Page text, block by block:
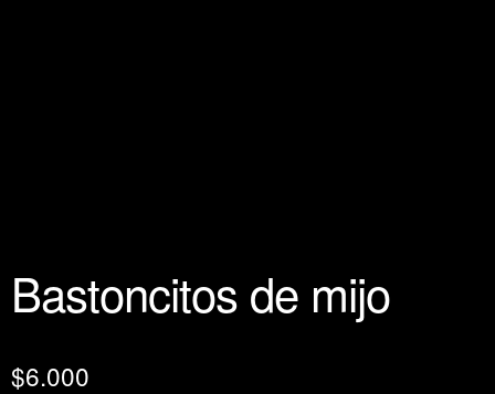
Bastoncitos de mijo
$6.000